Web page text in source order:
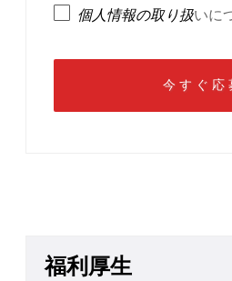
個人情報の取り扱いに
福利厚生